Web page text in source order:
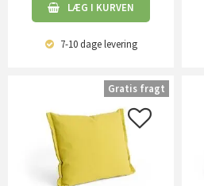
LÆG I KURVEN
7-10 dagelevering
Gratis fragt